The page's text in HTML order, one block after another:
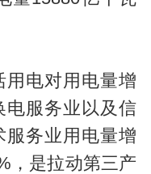
用电对用电量增
电服务业以及信
服务业用电量增
，是拉动第三产